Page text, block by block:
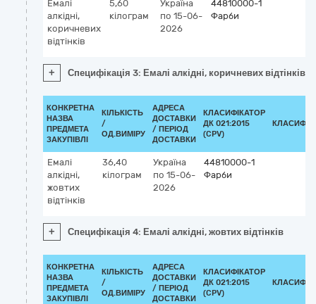
Емалі
алкідні,
коричневих
відтінків
5,60
кілограм
Україна
по 15-06-
2026
44810000-1
Фарби
+ Специфікація 3: Емалі алкідні, коричневих відтінків
КОНКРЕТНА
НАЗВА
ПРЕДМЕТА
ЗАКУПІВЛІ
КІЛЬКІСТЬ
/
ОД.ВИМІРУ
АДРЕСА
ДОСТАВКИ
/ ПЕРІОД
ДОСТАВКИ
КЛАСИФІКАТОР
ДК 021:2015
(CPV)
Емалі
алкідні,
жовтих
відтінків
36,40
кілограм
Україна
по 15-06-
2026
44810000-1
Фарби
+ Специфікація 4: Емалі алкідні, жовтих відтінків
КОНКРЕТНА
НАЗВА
ПРЕДМЕТА
ЗАКУПІВЛІ
КІЛЬКІСТЬ
/
ОД.ВИМІРУ
АДРЕСА
ДОСТАВКИ
/ ПЕРІОД
ДОСТАВКИ
КЛАСИФІКАТОР
ДК 021:2015
(CPV)